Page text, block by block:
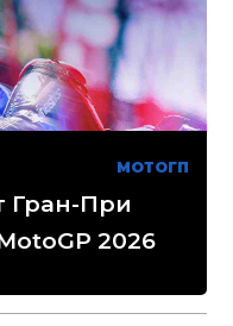
МОТОГП
Гран-При
2026